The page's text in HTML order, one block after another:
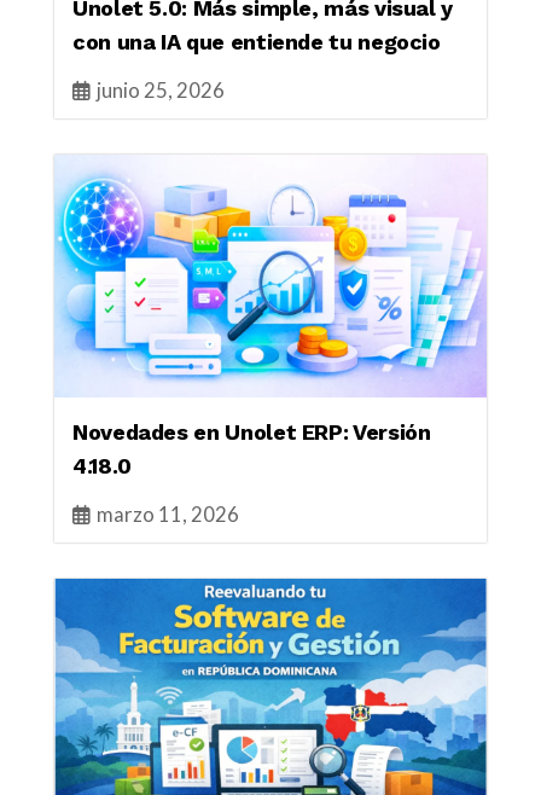
Unolet 5.0: Más simple, más visual y
con una IA que entiende tu negocio
junio 25, 2026
Novedades en Unolet ERP: Versión
4.18.0
marzo 11, 2026